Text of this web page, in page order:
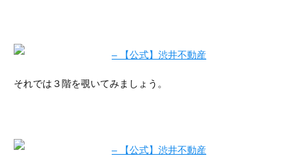
それでは３階を覗いてみましょう。